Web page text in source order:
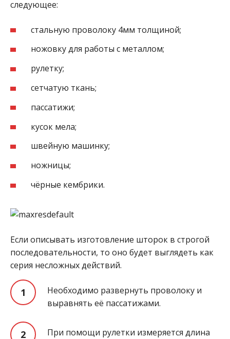
следующее:
стальную проволоку 4мм толщиной;
ножовку для работы с металлом;
рулетку;
сетчатую ткань;
пассатижи;
кусок мела;
швейную машинку;
ножницы;
чёрные кембрики.
Если описывать изготовление шторок в строгой
последовательности, то оно будет выглядеть как
серия несложных действий.
Необходимо развернуть проволоку и
выравнять её пассатижами.
При помощи рулетки измеряется длина